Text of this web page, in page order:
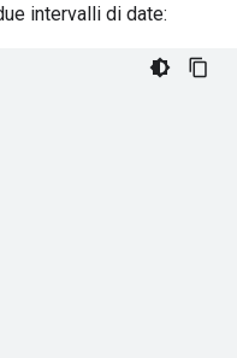
intervalli di date: